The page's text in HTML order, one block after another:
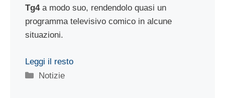
Tg4a modo suo, rendendolo quasi un
programma televisivo comico in alcune
situazioni.
Leggi il resto
Categorie
Notizie